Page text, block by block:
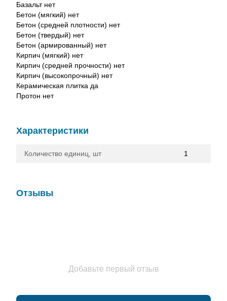
Базальт нет
Бетон (мягкий) нет
Бетон (средней плотности) нет
Бетон (твердый) нет
Бетон (армированный) нет
Кирпич (мягкий) нет
Кирпич (средней прочности) нет
Кирпич (высокопрочный) нет
Керамическая плитка да
Протон нет
Характеристики
Количество единиц, шт 1
Отзывы
Добавьте первый отзыв